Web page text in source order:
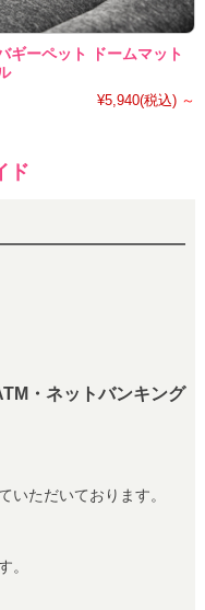
ギーペット ドームマット
¥5,940(税込) ～
ド
・ネットバンキング
ただいております。
。